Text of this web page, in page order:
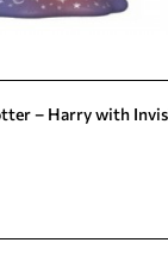
– Harry with